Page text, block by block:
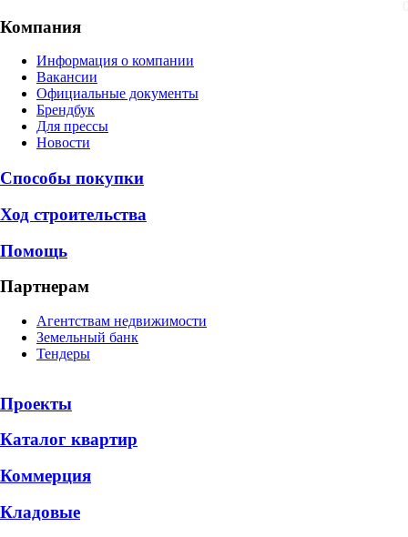
Компания
Информация о компании
Вакансии
Официальные документы
Брендбук
Для прессы
Новости
Способы покупки
Ход строительства
Помощь
Партнерам
Агентствам недвижимости
Земельный банк
Тендеры
Проекты
Каталог квартир
Коммерция
Кладовые